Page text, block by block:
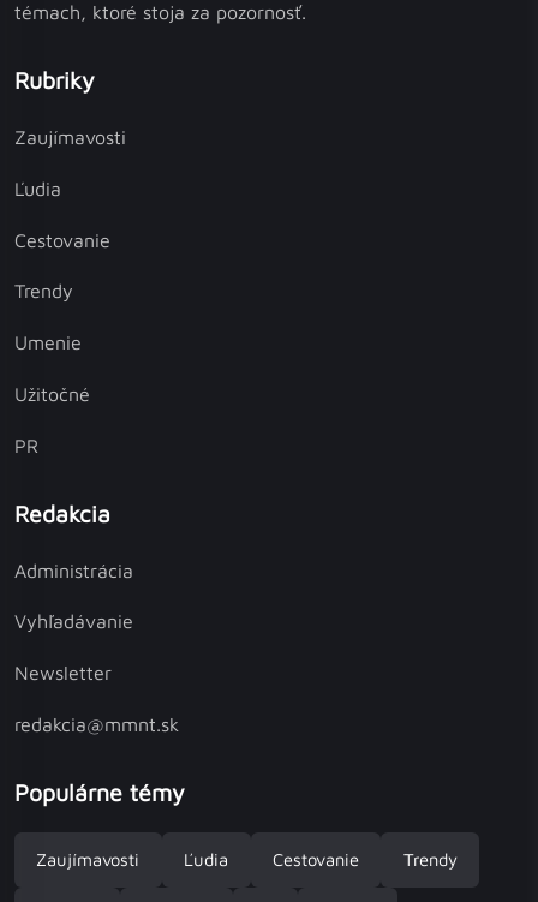
témach, ktoré stoja za pozornosť.
Rubriky
Zaujímavosti
Ľudia
Cestovanie
Trendy
Umenie
Užitočné
PR
Redakcia
Administrácia
Vyhľadávanie
Newsletter
redakcia@mmnt.sk
Populárne témy
Zaujímavosti Ľudia Cestovanie Trendy